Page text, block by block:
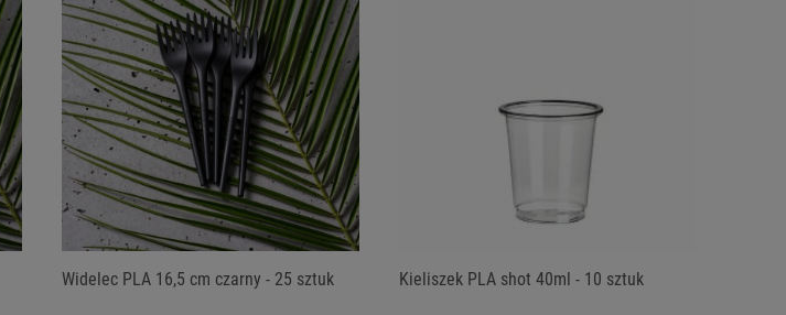
Widelec PLA 16,5 cm czarny - 25 sztuk Kieliszek PLA shot 40ml - 10 sztuk